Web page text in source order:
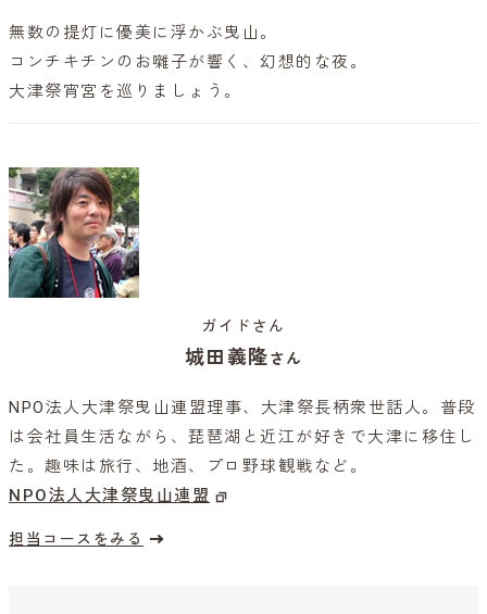
無数の提灯に優美に浮かぶ曳山。
コンチキチンのお囃子が響く、幻想的な夜。
大津祭宵宮を巡りましょう。
ガイドさん
城田義隆さん
NPO法人大津祭曳山連盟理事、大津祭長柄衆世話人。普段
は会社員生活ながら、琵琶湖と近江が好きで大津に移住し
た。趣味は旅行、地酒、プロ野球観戦など。
NPO法人大津祭曳山連盟
担当コースをみる